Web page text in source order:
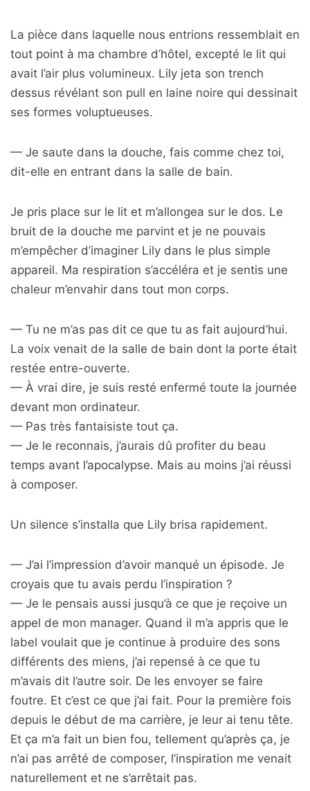
La pièce dans laquelle nous entrions ressemblait en
tout point à ma chambre d’hôtel, excepté le lit qui
avait l’air plus volumineux. Lily jeta son trench
dessus révélant son pull en laine noire qui dessinait
ses formes voluptueuses.
— Je saute dans la douche, fais comme chez toi,
dit-elle en entrant dans la salle de bain.
Je pris place sur le lit et m’allongea sur le dos. Le
bruit de la douche me parvint et je ne pouvais
m’empêcher d’imaginer Lily dans le plus simple
appareil. Ma respiration s’accéléra et je sentis une
chaleur m’envahir dans tout mon corps.
— Tu ne m’as pas dit ce que tu as fait aujourd’hui.
La voix venait de la salle de bain dont la porte était
restée entre-ouverte.
— À vrai dire, je suis resté enfermé toute la journée
devant mon ordinateur.
— Pas très fantaisiste tout ça.
— Je le reconnais, j’aurais dû profiter du beau
temps avant l’apocalypse. Mais au moins j’ai réussi
à composer.
Un silence s’installa que Lily brisa rapidement.
— J’ai l’impression d’avoir manqué un épisode. Je
croyais que tu avais perdu l’inspiration ?
— Je le pensais aussi jusqu’à ce que je reçoive un
appel de mon manager. Quand il m’a appris que le
label voulait que je continue à produire des sons
différents des miens, j’ai repensé à ce que tu
m’avais dit l’autre soir. De les envoyer se faire
foutre. Et c’est ce que j’ai fait. Pour la première fois
depuis le début de ma carrière, je leur ai tenu tête.
Et ça m’a fait un bien fou, tellement qu’après ça, je
n’ai pas arrêté de composer, l’inspiration me venait
naturellement et ne s’arrêtait pas.